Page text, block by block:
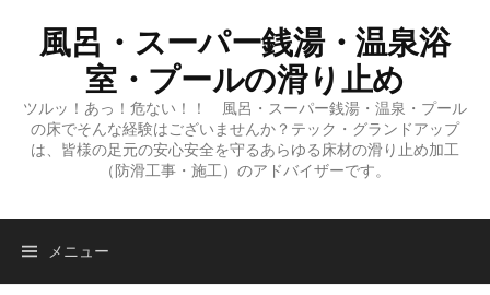
風呂・スーパー銭湯・温泉浴
室・プールの滑り止め
ツルッ！あっ！危ない！！ 風呂・スーパー銭湯・温泉・プール
の床でそんな経験はございませんか？テック・グランドアップ
は、皆様の足元の安心安全を守るあらゆる床材の滑り止め加工
（防滑工事・施工）のアドバイザーです。
メニュー